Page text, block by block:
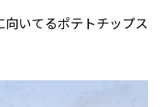
いてるポテトチップス